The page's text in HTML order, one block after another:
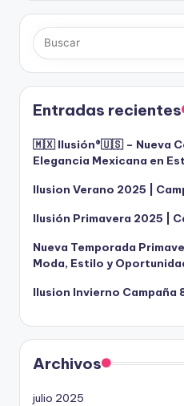
Entradas recientes
🇲🇽 Ilusión®️🇺🇸 – Nueva
Elegancia Mexicana en
Ilusion Verano 2025 |
Ilusión Primavera 2025 |
Nueva Temporada
Moda, Estilo y
Ilusion Invierno Campaña
Archivos
julio 2025